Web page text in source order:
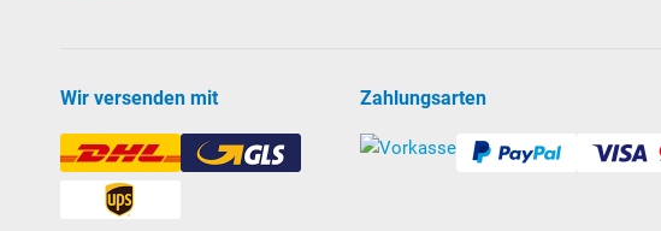
Vorfilter mit großem Siebkorb und Klarsichtdeckel
Umwälzleistung: 8,5 m³/h bei 6 mWS
Leistungsaufnahme: 450 W; 230 Volt 1 N. Ab Werk mit Kabel
Wir versenden mit Zahlungsarten